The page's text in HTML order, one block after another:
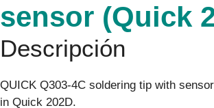
sensor (Quick
Descripción
QUICK Q303-4C soldering tip with
in Quick 202D.